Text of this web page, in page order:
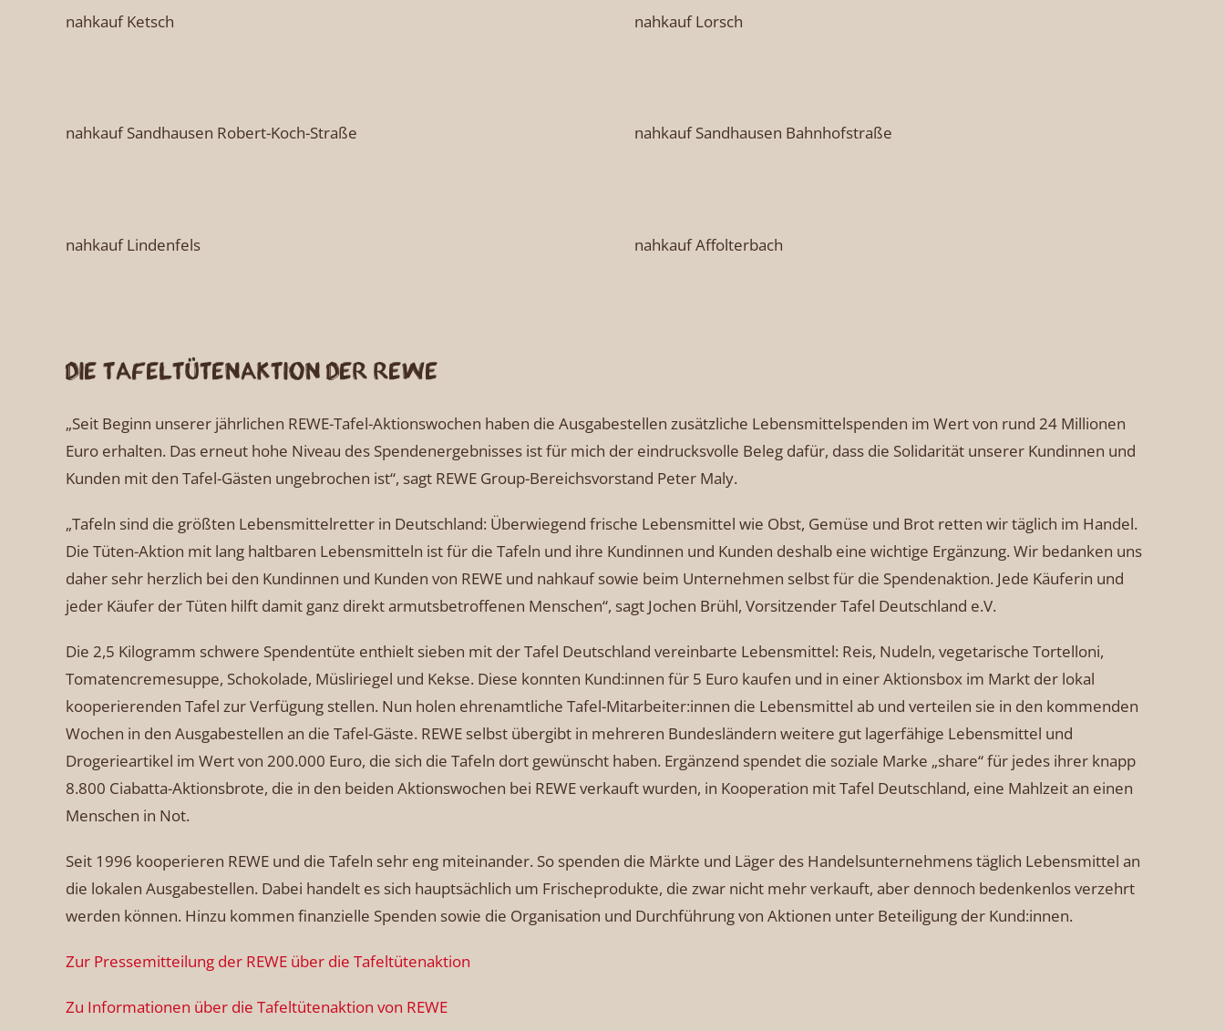
nahkauf Ketsch nahkauf Lorsch
nahkauf Sandhausen Robert-Koch-Straße nahkauf Sandhausen Bahnhofstraße
nahkauf Lindenfels nahkauf Affolterbach
Die Tafeltütenaktion der REWE
„Seit Beginn unserer jährlichen REWE-Tafel-Aktionswochen haben die Ausgabestellen zusätzliche Lebensmittelspenden im Wert von rund 24 Millionen
Euro erhalten. Das erneut hohe Niveau des Spendenergebnisses ist für mich der eindrucksvolle Beleg dafür, dass die Solidarität unserer Kundinnen und
Kunden mit den Tafel-Gästen ungebrochen ist“, sagt REWE Group-Bereichsvorstand Peter Maly.
„Tafeln sind die größten Lebensmittelretter in Deutschland: Überwiegend frische Lebensmittel wie Obst, Gemüse und Brot retten wir täglich im Handel.
Die Tüten-Aktion mit lang haltbaren Lebensmitteln ist für die Tafeln und ihre Kundinnen und Kunden deshalb eine wichtige Ergänzung. Wir bedanken uns
daher sehr herzlich bei den Kundinnen und Kunden von REWE und nahkauf sowie beim Unternehmen selbst für die Spendenaktion. Jede Käuferin und
jeder Käufer der Tüten hilft damit ganz direkt armutsbetroffenen Menschen“, sagt Jochen Brühl, Vorsitzender Tafel Deutschland e.V.
Die 2,5 Kilogramm schwere Spendentüte enthielt sieben mit der Tafel Deutschland vereinbarte Lebensmittel: Reis, Nudeln, vegetarische Tortelloni,
Tomatencremesuppe, Schokolade, Müsliriegel und Kekse. Diese konnten Kund:innen für 5 Euro kaufen und in einer Aktionsbox im Markt der lokal
kooperierenden Tafel zur Verfügung stellen. Nun holen ehrenamtliche Tafel-Mitarbeiter:innen die Lebensmittel ab und verteilen sie in den kommenden
Wochen in den Ausgabestellen an die Tafel-Gäste. REWE selbst übergibt in mehreren Bundesländern weitere gut lagerfähige Lebensmittel und
Drogerieartikel im Wert von 200.000 Euro, die sich die Tafeln dort gewünscht haben. Ergänzend spendet die soziale Marke „share“ für jedes ihrer knapp
8.800 Ciabatta-Aktionsbrote, die in den beiden Aktionswochen bei REWE verkauft wurden, in Kooperation mit Tafel Deutschland, eine Mahlzeit an einen
Menschen in Not.
Seit 1996 kooperieren REWE und die Tafeln sehr eng miteinander. So spenden die Märkte und Läger des Handelsunternehmens täglich Lebensmittel an
die lokalen Ausgabestellen. Dabei handelt es sich hauptsächlich um Frischeprodukte, die zwar nicht mehr verkauft, aber dennoch bedenkenlos verzehrt
werden können. Hinzu kommen finanzielle Spenden sowie die Organisation und Durchführung von Aktionen unter Beteiligung der Kund:innen.
Zur Pressemitteilung der REWE über die Tafeltütenaktion
Zu Informationen über die Tafeltütenaktion von REWE